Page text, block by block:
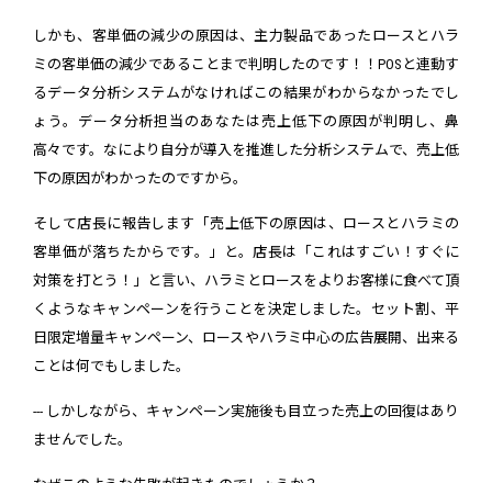
しかも、客単価の減少の原因は、主力製品であったロースとハラ
ミの客単価の減少であることまで判明したのです！！POSと連動す
るデータ分析システムがなければこの結果がわからなかったでし
ょう。データ分析担当のあなたは売上低下の原因が判明し、鼻
高々です。なにより自分が導入を推進した分析システムで、売上低
下の原因がわかったのですから。
そして店長に報告します「売上低下の原因は、ロースとハラミの
客単価が落ちたからです。」と。店長は「これはすごい！すぐに
対策を打とう！」と言い、ハラミとロースをよりお客様に食べて頂
くようなキャンペーンを行うことを決定しました。セット割、平
日限定増量キャンペーン、ロースやハラミ中心の広告展開、出来る
ことは何でもしました。
--- しかしながら、キャンペーン実施後も目立った売上の回復はあり
ませんでした。